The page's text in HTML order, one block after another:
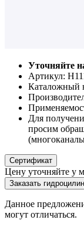
Уточняйте
Артикул:
Каталожный
Для
просим
Сертификат
Цену уточняйте у
Заказать
Данное
могут отличаться.